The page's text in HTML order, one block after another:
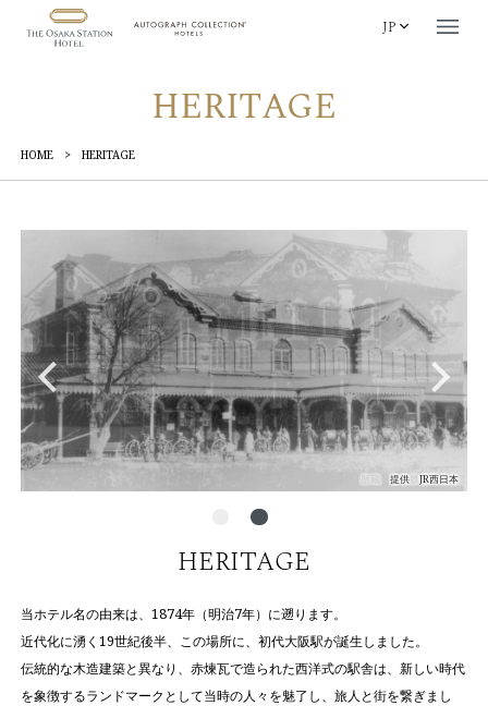
JP
HERITAGE
HOME > HERITAGE
P
r
e
v
i
o
u
s
提供 JR西日本
所蔵 京都鉄道博物館
N
e
xt
HERITAGE
当ホテル名の由来は、1874年（明治7年）に遡ります。
近代化に湧く19世紀後半、この場所に、初代大阪駅が誕生しました。
伝統的な⽊造建築と異なり、⾚煉⽡で造られた⻄洋式の駅舎は、新しい時代
を象徴するランドマークとして当時の⼈々を魅了し、旅⼈と街を繋ぎまし